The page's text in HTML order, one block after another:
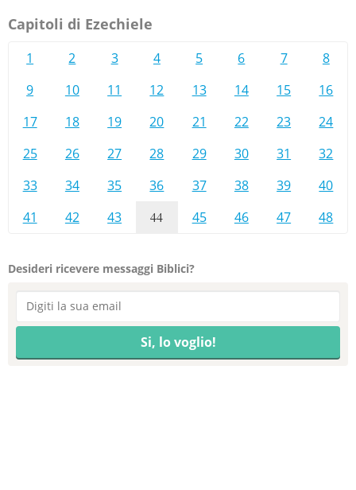
Capitoli di Ezechiele
1 2 3 4 5 6 7
8
9
10 11 12 13 14 15
16
17
18 19 20 21 22 23
24
25
26 27 28 29 30 31
32
33
34 35 36 37 38 39
40
41
42 43 44 45 46 47 48
Desideri ricevere messaggi Biblici?